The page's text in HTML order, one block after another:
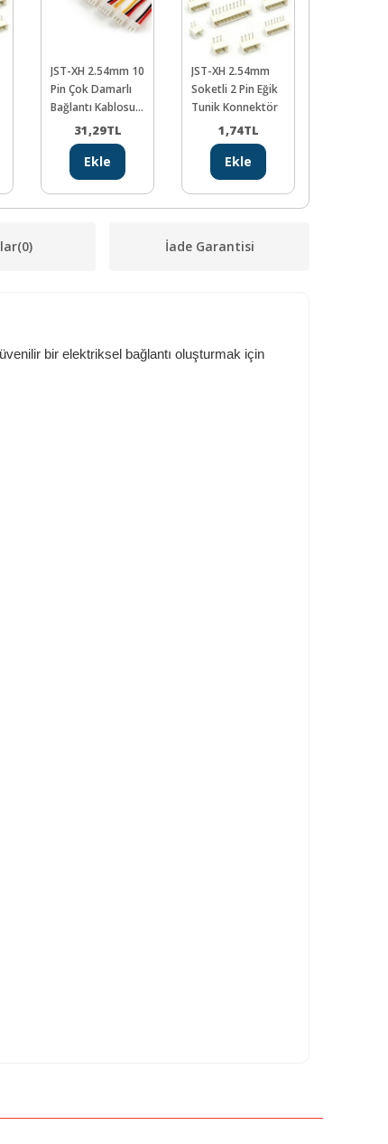
JST-XH 2.54mm 10
Pin Çok Damarlı
Bağlantı Kablosu
26AWG 20cm
31,29TL
Ekle
JST-XH 2.54mm
Soketli 2 Pin Eğik
Tunik Konnektör
1,74TL
Ekle
(0) İade Garantisi
bir elektriksel bağlantı oluşturmak için